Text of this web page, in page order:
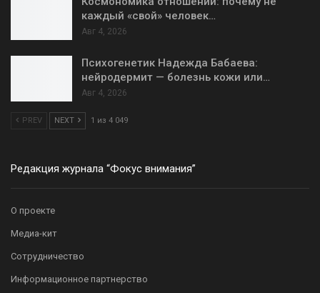
каждый «свой» человек…
Авг 4, 2026
Психогенетик Надежда Бабаева:
нейродермит — болезнь кожи или…
Авг 4, 2026
PREV NEXT 1 из 4 049
Редакция журнала “Фокус внимания”
О проекте
Медиа-кит
Сотрудничество
Информационное партнерство